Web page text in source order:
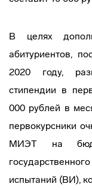
В целях
абитуриентов,
2020 году,
стипендии в
000 рублей в
первокурсники
МИЭТ на
испытаний (ВИ),